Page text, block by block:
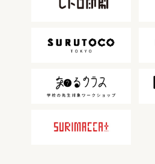
イベント・ワークショップ